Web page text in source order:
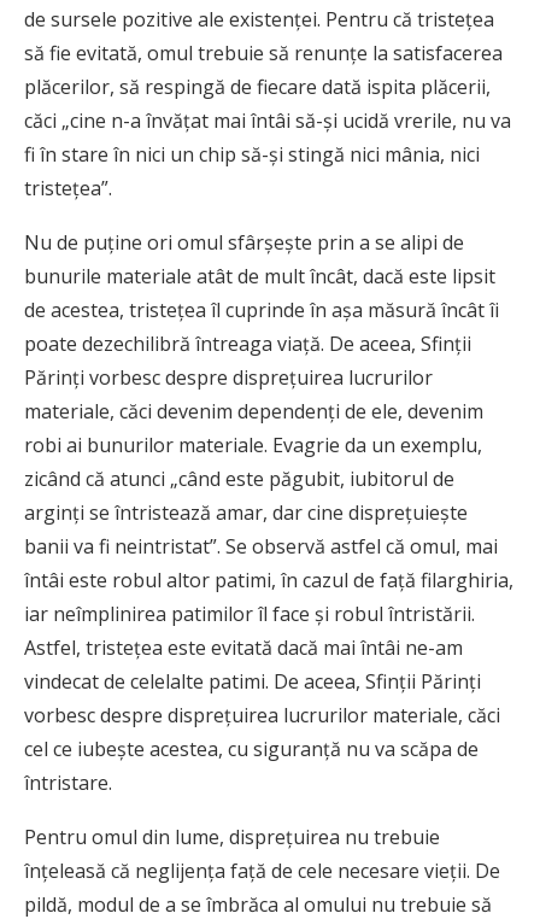
de sursele pozitive ale existenţei. Pentru că tristeţea
să fie evitată, omul trebuie să renunţe la satisfacerea
plăcerilor, să respingă de fiecare dată ispita plăcerii,
căci „cine n-a învăţat mai întâi să-şi ucidă vrerile, nu va
fi în stare în nici un chip să-şi stingă nici mânia, nici
tristeţea”.
Nu de puţine ori omul sfârşeşte prin a se alipi de
bunurile materiale atât de mult încât, dacă este lipsit
de acestea, tristeţea îl cuprinde în aşa măsură încât îi
poate dezechilibră întreaga viaţă. De aceea, Sfinţii
Părinţi vorbesc despre dispreţuirea lucrurilor
materiale, căci devenim dependenţi de ele, devenim
robi ai bunurilor materiale. Evagrie da un exemplu,
zicând că atunci „când este păgubit, iubitorul de
arginţi se întristează amar, dar cine dispreţuieşte
banii va fi neintristat”. Se observă astfel că omul, mai
întâi este robul altor patimi, în cazul de faţă filarghiria,
iar neîmplinirea patimilor îl face şi robul întristării.
Astfel, tristeţea este evitată dacă mai întâi ne-am
vindecat de celelalte patimi. De aceea, Sfinţii Părinţi
vorbesc despre dispreţuirea lucrurilor materiale, căci
cel ce iubeşte acestea, cu siguranţă nu va scăpa de
întristare.
Pentru omul din lume, dispreţuirea nu trebuie
înţeleasă că neglijenţa faţă de cele necesare vieţii. De
pildă, modul de a se îmbrăca al omului nu trebuie să